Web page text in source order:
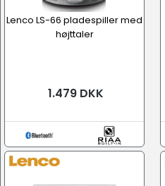
Lenco LS-66 pladespiller med
højttaler
1.479 DKK